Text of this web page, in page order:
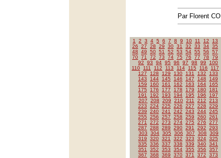
Par Florent
1 2 3 4 5 6 7 8 9 10 11 12
13
26
27 28 29 30 31 32 33 34 35
48
49 50 51 52 53 54 55 56
57
70 71 72 73 74 75 76 77 78
79
92
93 94 95 96 97 98 99
100
110
111 112 113 114 115 116
117
127
128 129 130 131 132
133
143
144 145 146 147 148
149
159
160 161 162 163 164
165
175
176 177 178 179 180
181
191
192 193 194 195 196
197
207
208 209 210 211 212
213
223
224 225 226 227 228
229
239
240 241 242 243 244 245
255
256 257 258 259 260 261
271
272 273 274 275 276
277
287
288 289 290 291 292
293
303
304 305 306 307 308
309
319
320 321 322 323 324 325
335
336 337 338 339 340 341
351
352 353 354 355 356
357
367
368 369 370 371 372
373